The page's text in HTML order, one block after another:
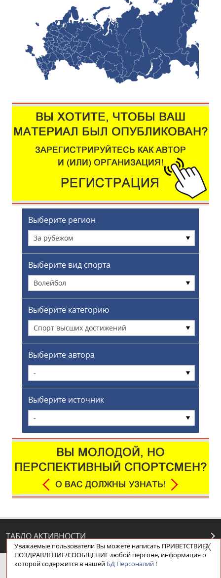
Выберите регион
За рубежом
Выберите вид спорта
Волейбол
Выберите категорию
Спорт высших достижений
Выберите автора
-
Выберите источник
-
ТАБЛО АКТИВНОСТИ
ЦЕЛИ ПРОЕКТА НАШИ КНОПКИ
Уважаемые пользователи Вы можете написать ПРИВЕТСТВИЕ/
ПОЗДРАВЛЕНИЕ/СООБЩЕНИЕ любой персоне, информация о
которой содержится в нашей БД Персоналий!